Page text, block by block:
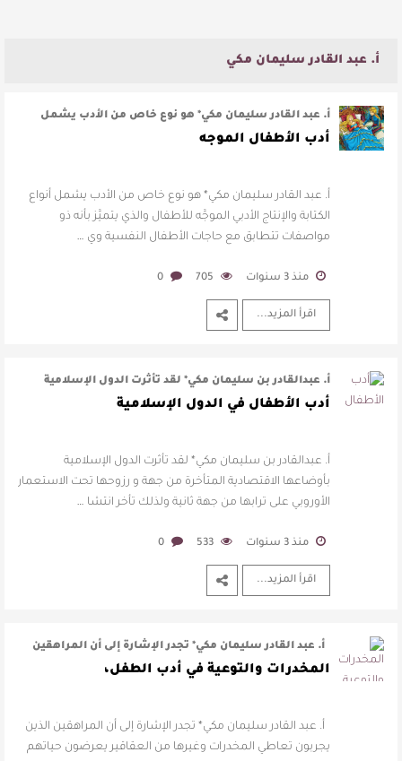
أ. عبد القادر سليمان مكي
أ. عبد القادر سليمان مكي* هو نوع خاص من الأدب يشمل
أنواع الكتابة والإنتاج الأدبي …
أدب الأطفال الموجه
أ. عبد القادر سليمان مكي* هو نوع خاص من الأدب يشمل أنواع
الكتابة والإنتاج الأدبي الموجَّه للأطفال والذي يتميَّز بأنه ذو
مواصفات تتطابق مع حاجات الأطفال النفسية وي …
منذ 3 سنوات 705
0
اقرأ المزيد...
أ. عبدالقادر بن سليمان مكي* لقد تأثرت الدول الإسلامية
بأوضاعها الاقتصادية المتأخ …
أدب الأطفال في الدول الإسلامية
أ. عبدالقادر بن سليمان مكي* لقد تأثرت الدول الإسلامية
بأوضاعها الاقتصادية المتأخرة من جهة و رزوحها تحت الاستعمار
الأوروبي على ترابها من جهة ثانية ولذلك تأخر انتشا …
منذ 3 سنوات 533
0
اقرأ المزيد...
أ. عبد القادر سليمان مكي* تجدر الإشارة إلى أن المراهقين
الذين يجربون تعاطي الم …
المخدرات والتوعية في أدب الطفل،
أ. عبد القادر سليمان مكي* تجدر الإشارة إلى أن المراهقين الذين
يجربون تعاطي المخدرات وغيرها من العقاقير يعرضون حياتهم